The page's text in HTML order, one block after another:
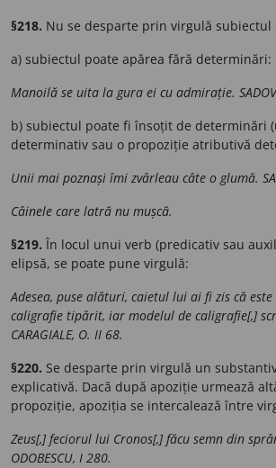
§218. Nu se desparte prin virgulă subiectul
a) subiectul poate apărea fără determinări:
Manoilă se uita la gura ei cu admirație.
b) subiectul poate fi însoțit de determinări
determinativ sau o propoziție atributivă
Unii mai poznași îmi zvârleau câte o glumă.
Câinele care latră nu mușcă.
§219. În locul unui verb (predicativ sau
elipsă, se poate pune virgulă:
Adesea, puse alături, caietul lui ai fi zis că
caligrafie tipărit, iar modelul de caligrafie[,]
CARAGIALE, O. II 68.
§220. Se desparte prin virgulă un
explicativă. Dacă după apoziție urmează
propoziție, apoziția se intercalează între
Zeus[,] feciorul lui Cronos[,] făcu semn din
ODOBESCU, I 280.